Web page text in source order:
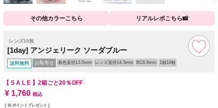
その他カラーこちら リアルレポこちら📸
レンズ10枚
[1day] アンジェリーク ソーダブルー
送料無料 お取寄せ 着色直径13.5mm レンズ直径14.5mm BC8.6mm 1箱10枚
【 S A L E 】 2箱ごと20％OFF
¥ 1,760 税込
[ 16 ポイントプレゼント ]